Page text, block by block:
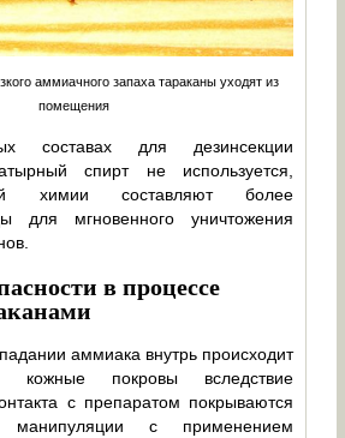
аммиачного запаха тараканы уходят из
помещения
составах для дезинсекции
спирт не используется,
химии составляют более
для мгновенного уничтожения
в процессе
аммиака внутрь происходит
кожные покровы вследствие
с препаратом покрываются
с применением